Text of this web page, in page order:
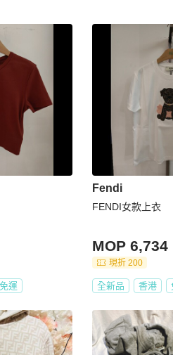
免運
Fendi
FENDI女款上衣
MOP 6,734
現折 200
全新品 香港